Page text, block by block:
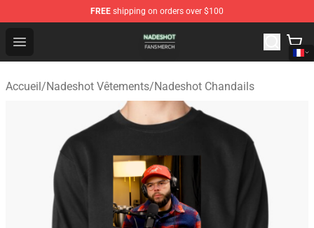
FREE shipping on orders over $100
Open menu
Nadeshot Shop - Official Nadeshot Merchandise Store
Accueil/Nadeshot Vêtements/Nadeshot Chandails